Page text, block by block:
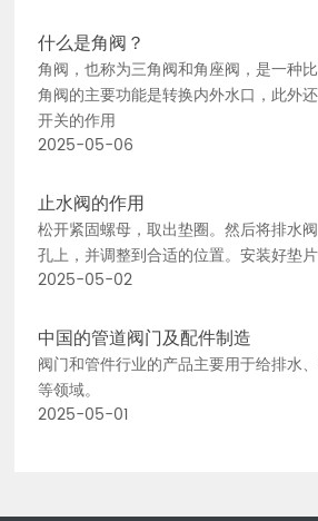
什么是角阀？
角阀，也称为三角阀和角座阀，是一种
角阀的主要功能是转换内外水口，此外
开关的作用
2025-05-06
止水阀的作用
松开紧固螺母，取出垫圈。然后将排水
孔上，并调整到合适的位置。安装好垫
2025-05-02
中国的管道阀门及配件制造
阀门和管件行业的产品主要用于给排水
等领域。
2025-05-01